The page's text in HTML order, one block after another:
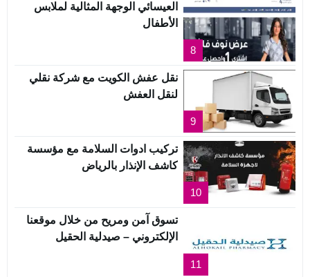
8
العيسائي الوجهة المثالية لملابس
الأطفال
9
نقل عفش الكويت مع شركة نقلي
لنقل العفش
10
تركيب ادوات السلامة مع مؤسسة
كاشف الإنذار بالرياض
11
تسوق آمن ومريح من خلال موقعنا
الإلكتروني – صيدلية الحقيل